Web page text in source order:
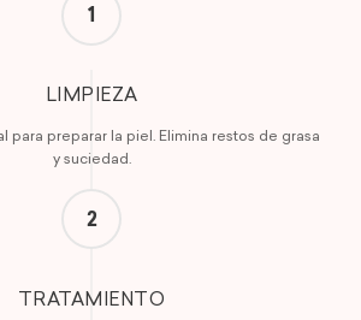
1
LIMPIEZA
para preparar la piel. Elimina restos de grasa
y suciedad.
2
TRATAMIENTO